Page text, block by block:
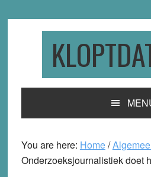
You are here: Home/
Onderzoeksjournalistiek doet